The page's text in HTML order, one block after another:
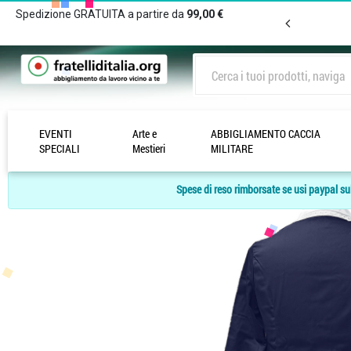
Spedizione GRATUITA a partire da 99,00 €
EVENTI
SPECIALI
Arte e
Mestieri
ABBIGLIAMENTO CACCIA
MILITARE
Spese di reso rimborsate se usi paypal
Home Page CAMICI DA LAVORO UOMO E DONNA /